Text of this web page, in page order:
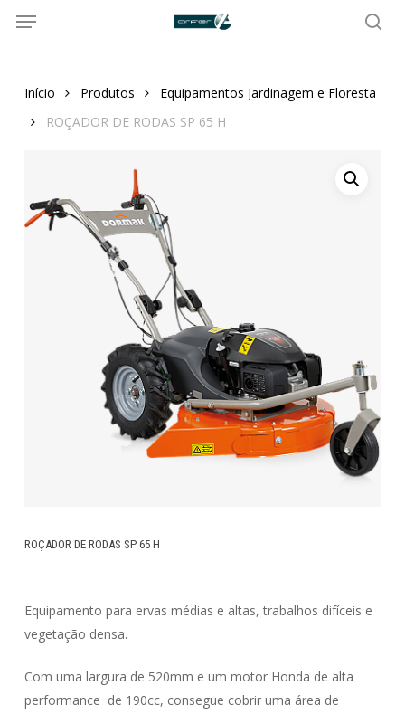
Menu
Início Produtos
Equipamentos Jardinagem e Floresta
ROÇADOR DE RODAS SP 65 H
ROÇADOR DE RODAS SP 65 H
Equipamento para ervas médias e altas, trabalhos difíceis e
vegetação densa.
Com uma largura de 520mm e um motor Honda de alta
performance de 190cc, consegue cobrir uma área de